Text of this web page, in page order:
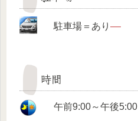
駐車場＝あり —
時間
午前9:00～午後5:00